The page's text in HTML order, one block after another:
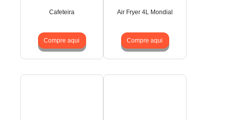
Cafeteira
Compre aqui
Air Fryer 4L Mondial
Compre aqui